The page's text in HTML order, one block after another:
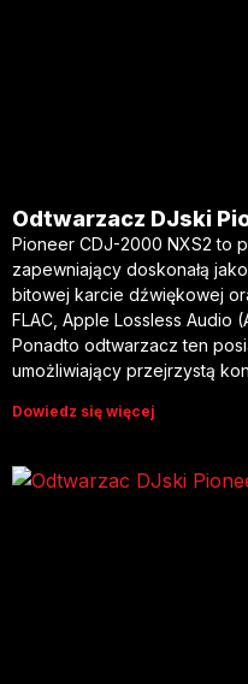
Odtwarzacz DJski
Pioneer CDJ-2000 NXS2 to
zapewniający doskonałą
bitowej karcie dźwiękowej
FLAC, Apple Lossless Audio
Ponadto odtwarzacz ten
umożliwiający przejrzystą
Dowiedz się więcej